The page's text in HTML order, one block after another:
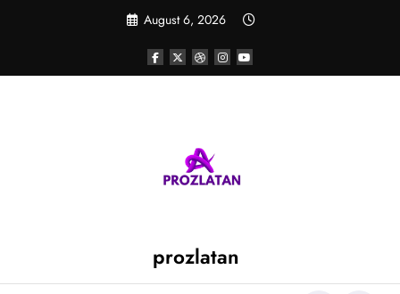
August 6, 2026
prozlatan